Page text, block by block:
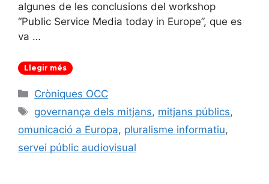
algunes de les conclusions del workshop
“Public Service Media today in Europe”, que es
va …
Llegir més
Categories
Cròniques OCC
Etiquetes
governança dels mitjans, mitjans públics,
omunicació a Europa, pluralisme informatiu,
servei públic audiovisual